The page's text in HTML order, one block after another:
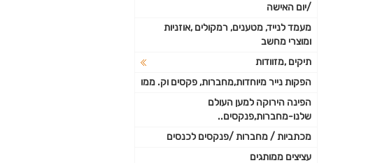
/יום האישה
מעמד לנייד, מטענים, רמקולים ,אוזניות
ומוצרי מחשב
תיקים ,מזוודות
הפקות נייר מיוחדות,מחברות, פקסים וק. ממו
הפינה הירוקה למען העולם
שלנו-מחברות,פנקסים..
מכתביות / מחברות /פנקסים לכנסים
עציצים ממותגים